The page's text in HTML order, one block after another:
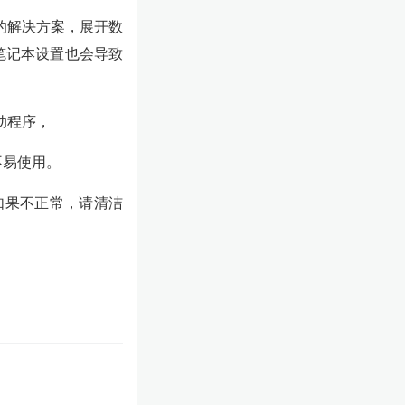
解决方案，展开数
记本设置也会导致
序，
使用。
不正常，请清洁